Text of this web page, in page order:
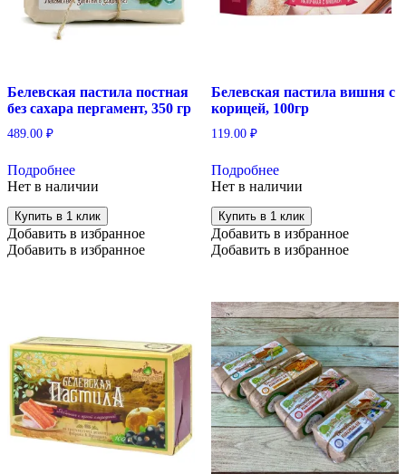
Белевская пастила постная
без сахара пергамент, 350 гр
489.00 ₽
Подробнее
Нет в наличии
Купить в 1 клик
Добавить в избранное
Добавить в избранное
Белевская пастила вишня с
корицей, 100гр
119.00 ₽
Подробнее
Нет в наличии
Купить в 1 клик
Добавить в избранное
Добавить в избранное